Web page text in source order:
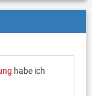
habe ich